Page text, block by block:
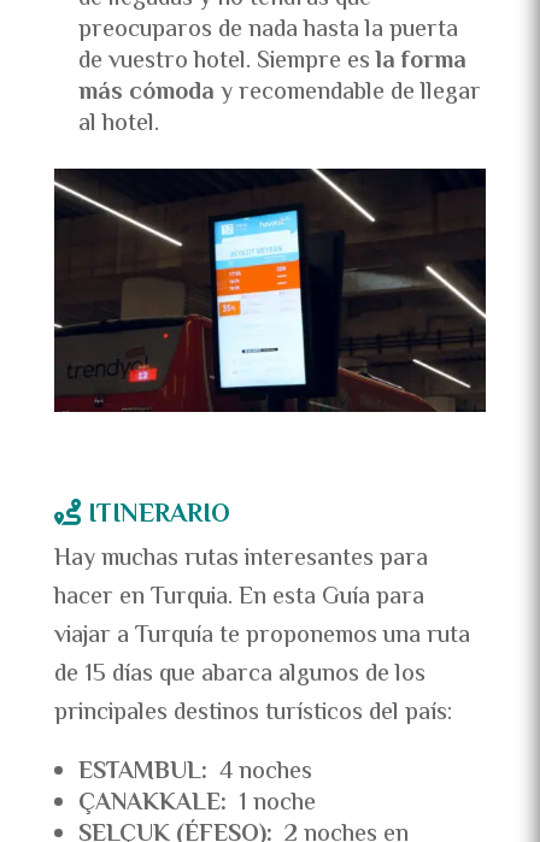
preocuparos de nada hasta la puerta
de vuestro hotel. Siempre esla forma
más cómoday recomendable de llegar
al hotel.
ITINERARIO
Hay muchas rutas interesantes para
hacer en Turquia. En esta Guía para
viajar a Turquía te proponemos una ruta
de 15 días que abarca algunos de los
principales destinos turísticos del país:
ESTAMBUL: 4 noches
ÇANAKKALE: 1 noche